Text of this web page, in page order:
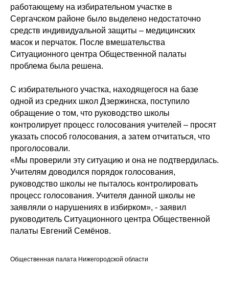
работающему на избирательном участке в
Сергачском районе было выделено недостаточно
средств индивидуальной защиты – медицинских
масок и перчаток. После вмешательства
Ситуационного центра Общественной палаты
проблема была решена.
С избирательного участка, находящегося на базе
одной из средних школ Дзержинска, поступило
обращение о том, что руководство школы
контролирует процесс голосования учителей – просят
указать способ голосования, а затем отчитаться, что
проголосовали.
«Мы проверили эту ситуацию и она не подтвердилась.
Учителям доводился порядок голосования,
руководство школы не пыталось контролировать
процесс голосования. Учителя данной школы не
заявляли о нарушениях в избирком», - заявил
руководитель Ситуационного центра Общественной
палаты Евгений Семёнов.
Общественная палата Нижегородской области